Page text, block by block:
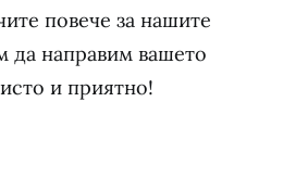
повече за нашите
да направим вашето
и приятно!